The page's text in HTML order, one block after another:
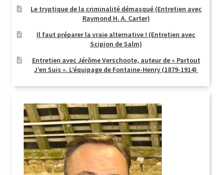
Le tryptique de la criminalité démasqué (Entretien avec
Raymond H. A. Carter)
Il faut préparer la vraie alternative ! (Entretien avec
Scipion de Salm)
Entretien avec Jérôme Verschoote, auteur de « Partout
J’en Suis ». L’équipage de Fontaine-Henry (1879-1914)